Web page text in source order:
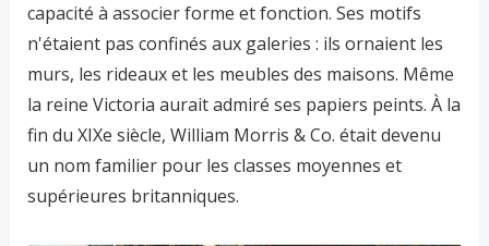
capacité à associer forme et fonction. Ses motifs
n'étaient pas confinés aux galeries : ils ornaient les
murs, les rideaux et les meubles des maisons. Même
la reine Victoria aurait admiré ses papiers peints. À la
fin du XIXe siècle, William Morris & Co. était devenu
un nom familier pour les classes moyennes et
supérieures britanniques.